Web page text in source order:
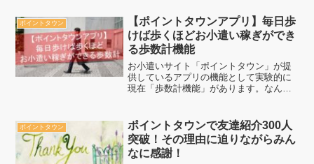
ポイントタウン
【ポイントタウンアプリ】毎日歩
けば歩くほどお小遣い稼ぎができ
る歩数計機能
お小遣いサイト「ポイントタウン」が提
供しているアプリの機能として実験的に
現在「歩数計機能」があります。なん
エットなどしながらお小遣い稼ぎが出来
ちゃう嬉しいシステムですね...
ポイントタウン
ポイントタウンで友達紹介300人
突破！その理由に迫りながらみん
なに感謝！